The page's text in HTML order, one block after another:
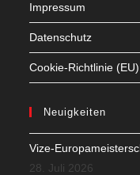
Impressum
Datenschutz
Cookie-Richtlinie (EU)
Neuigkeiten
Vize-
28. Juli 2026